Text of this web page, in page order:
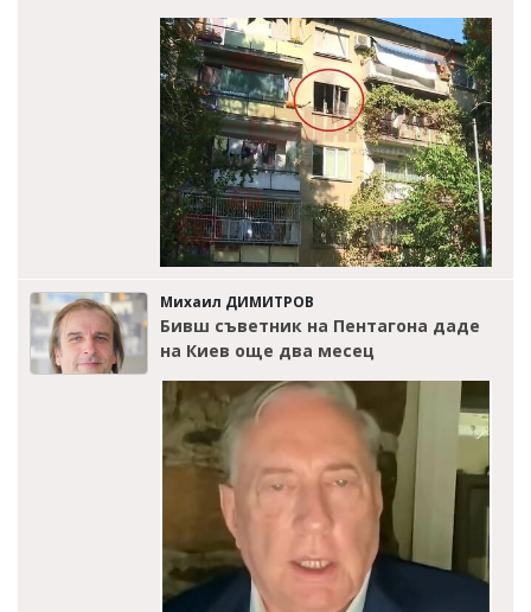
Михаил ДИМИТРОВ
Бивш съветник на Пентагона даде
на Киев още два месец